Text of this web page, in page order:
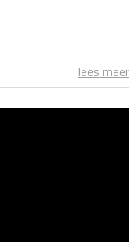
lees meer